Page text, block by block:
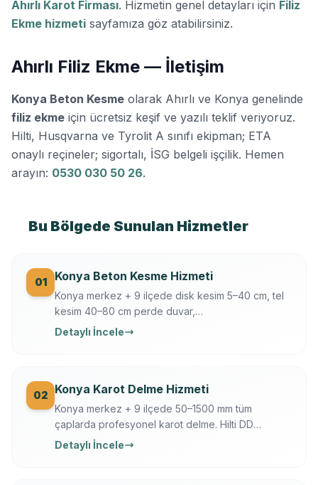
Ahırlı Karot Firması. Hizmetin genel detayları için Filiz
Ekme hizmeti sayfamıza göz atabilirsiniz.
Ahırlı Filiz Ekme — İletişim
Konya Beton Kesme olarak Ahırlı ve Konya genelinde
filiz ekme için ücretsiz keşif ve yazılı teklif veriyoruz.
Hilti, Husqvarna ve Tyrolit A sınıfı ekipman; ETA
onaylı reçineler; sigortalı, İSG belgeli işçilik. Hemen
arayın: 0530 030 50 26.
Bu Bölgede Sunulan Hizmetler
01 Konya Beton Kesme Hizmeti
Konya merkez + 9 ilçede disk kesim 5–40 cm, tel
kesim 40–80 cm perde duvar,
döşeme/temel/zemin kesimi. Hilti + Husqvarna
Detaylı İncele
02 Konya Karot Delme Hizmeti
Konya merkez + 9 ilçede 50–1500 mm tüm
çaplarda profesyonel karot delme. Hilti DD
250/350, Ferroscan donatı tarama, su soğutmalı
Detaylı İncele